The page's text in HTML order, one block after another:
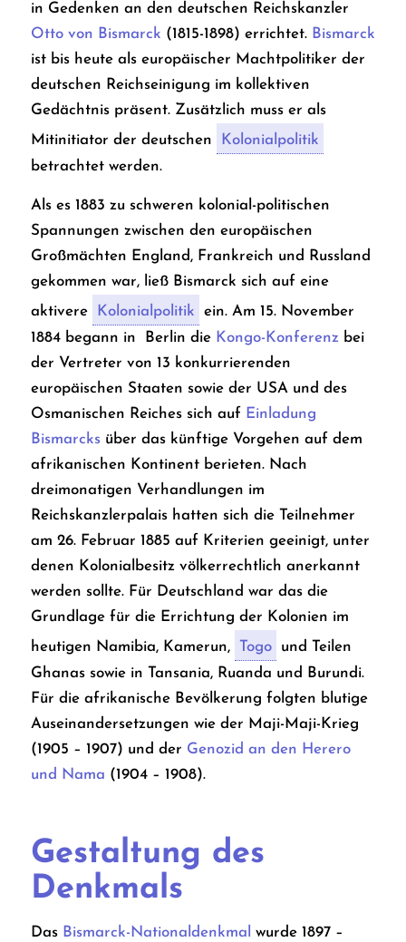
in Gedenken an den deutschen Reichskanzler
Otto von Bismarck (1815-1898) errichtet. Bismarck
ist bis heute als europäischer Machtpolitiker der
deutschen Reichseinigung im kollektiven
Gedächtnis präsent. Zusätzlich muss er als
Mitinitiator der deutschen
Kolonialpolitik
betrachtet werden.
Als es 1883 zu schweren kolonial-politischen
Spannungen zwischen den europäischen
Großmächten England, Frankreich und Russland
gekommen war, ließ Bismarck sich auf eine
aktivere
Kolonialpolitik
ein. Am 15. November
1884 begann in Berlin die Kongo-Konferenzbei
der Vertreter von 13 konkurrierenden
europäischen Staaten sowie der USA und des
Osmanischen Reiches sich auf Einladung
Bismarcksüber das künftige Vorgehen auf dem
afrikanischen Kontinent berieten. Nach
dreimonatigen Verhandlungen im
Reichskanzlerpalais hatten sich die Teilnehmer
am 26. Februar 1885 auf Kriterien geeinigt, unter
denen Kolonialbesitz völkerrechtlich anerkannt
werden sollte. Für Deutschland war das die
Grundlage für die Errichtung der Kolonien im
heutigen Namibia, Kamerun,
Togo
und Teilen
Ghanas sowie in Tansania, Ruanda und Burundi.
Für die afrikanische Bevölkerung folgten blutige
Auseinandersetzungen wie der Maji-Maji-Krieg
(1905 – 1907) und der Genozid an den Herero
und Nama (1904 – 1908).
Gestaltung des
Denkmals
DasBismarck-Nationaldenkmal wurde 1897 –